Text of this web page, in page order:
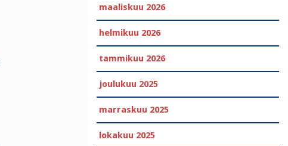
maaliskuu 2026
helmikuu 2026
tammikuu 2026
joulukuu 2025
marraskuu 2025
lokakuu 2025